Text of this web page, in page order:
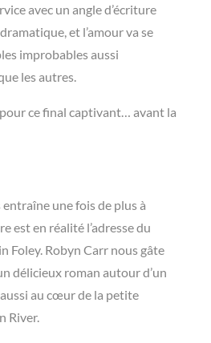
avec un angle d’écriture
et l’amour va se
improbables aussi
les autres.
ce final captivant… avant la
une fois de plus à
est en réalité l’adresse du
Foley. Robyn Carr nous gâte
délicieux roman autour d’un
au cœur de la petite
River.